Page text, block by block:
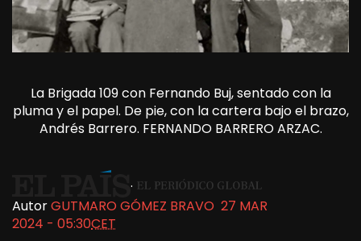
La Brigada 109 con Fernando Buj, sentado con la
pluma y el papel. De pie, con la cartera bajo el brazo,
Andrés Barrero. FERNANDO BARRERO ARZAC.
.
AutorGUTMARO GÓMEZ BRAVO 27 MAR
2024 - 05:30CET